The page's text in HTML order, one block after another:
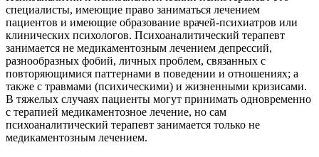
специалисты, имеющие право заниматься лечением
пациентов и имеющие образование врачей-психиатров или
клинических психологов. Психоаналитический терапевт
занимается не медикаментозным лечением депрессий,
разнообразных фобий, личных проблем, связанных с
повторяющимися паттернами в поведении и отношениях; а
также с травмами (психическими) и жизненными кризисами.
В тяжелых случаях пациенты могут принимать одновременно
с терапией медикаментозное лечение, но сам
психоаналитический терапевт занимается только не
медикаментозным лечением.